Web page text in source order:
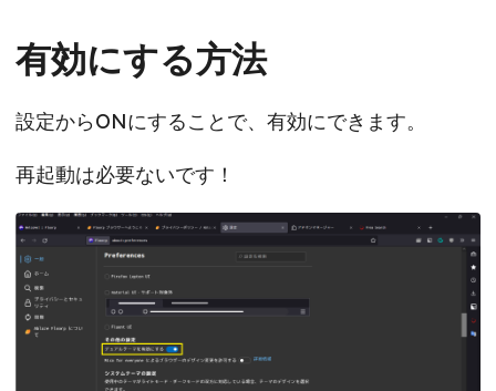
有効にする方法
設定からONにすることで、有効にできます。
再起動は必要ないです！